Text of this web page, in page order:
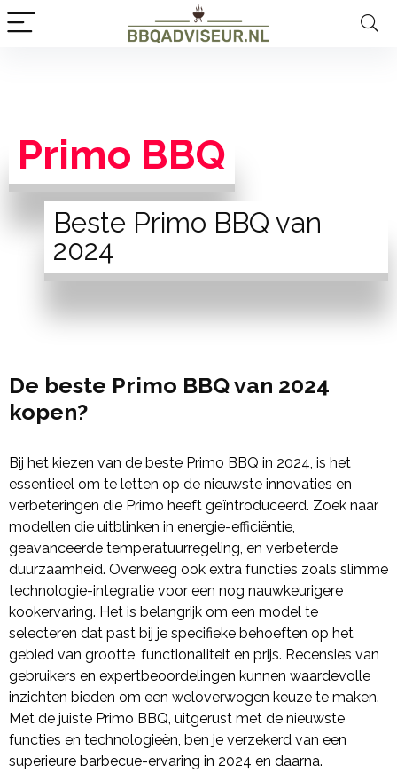
Primo BBQ
Beste Primo BBQ van
2024
De beste Primo BBQ van 2024
kopen?
Bij het kiezen van de beste Primo BBQ in 2024, is het
essentieel om te letten op de nieuwste innovaties en
verbeteringen die Primo heeft geïntroduceerd. Zoek naar
modellen die uitblinken in energie-efficiëntie,
geavanceerde temperatuurregeling, en verbeterde
duurzaamheid. Overweeg ook extra functies zoals slimme
technologie-integratie voor een nog nauwkeurigere
kookervaring. Het is belangrijk om een model te
selecteren dat past bij je specifieke behoeften op het
gebied van grootte, functionaliteit en prijs. Recensies van
gebruikers en expertbeoordelingen kunnen waardevolle
inzichten bieden om een weloverwogen keuze te maken.
Met de juiste Primo BBQ, uitgerust met de nieuwste
functies en technologieën, ben je verzekerd van een
superieure barbecue-ervaring in 2024 en daarna.